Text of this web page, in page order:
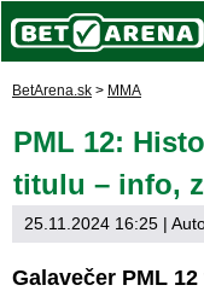
BetArena.sk > MMA
PML 12:
titulu – info,
25.11.2024 16:25 |
Galavečer PML